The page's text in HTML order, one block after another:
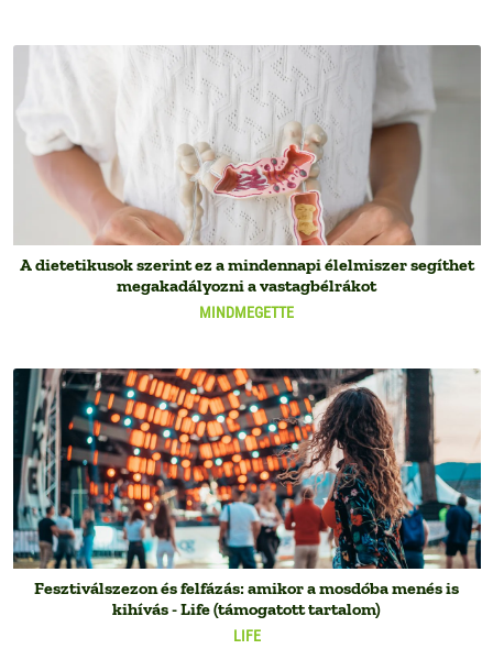
MINDMEGETTE
A dietetikusok szerint ez a mindennapi élelmiszer segíthet
megakadályozni a vastagbélrákot
LIFE
Fesztiválszezon és felfázás: amikor a mosdóba menés is
kihívás - Life (támogatott tartalom)